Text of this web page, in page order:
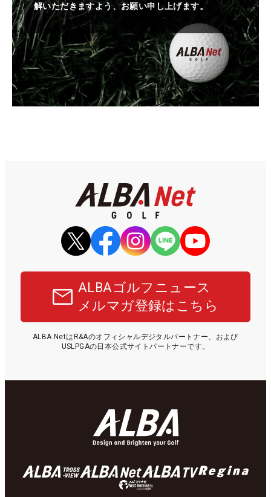
解いただきますよう、お願い申し上げます。
ALBAゴルフニュース
メルマガ登録はこちら
ALBA NetはR&Aのオフィシャルデジタルパートナー、および
USLPGAの日本公式サイトパートナーです。